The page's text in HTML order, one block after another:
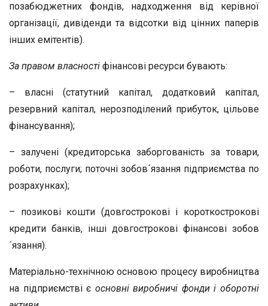
позабюджетних фондів, надходження від керівної
організації, дивіденди та відсотки від цінних паперів
інших емітентів).
За правом власності фінансові ресурси бувають:
– власні (статутний капітал, додатковий капітал,
резервний капітал, нерозподілений прибуток, цільове
фінансування);
– залучені (кредиторська заборгованість за товари,
роботи, послуги; поточні зобов´язання підприємства по
розрахунках);
– позикові кошти (довгострокові і короткострокові
кредити банків, інші довгострокові фінансові зобов
´язання).
Матеріально-технічною основою процесу виробництва
на підприємстві є основні виробничі фонди і оборотні